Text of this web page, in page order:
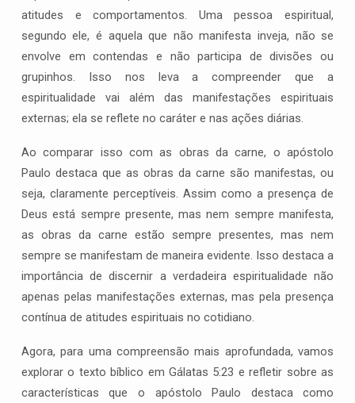
atitudes e comportamentos. Uma pessoa espiritual,
segundo ele, é aquela que não manifesta inveja, não se
envolve em contendas e não participa de divisões ou
grupinhos. Isso nos leva a compreender que a
espiritualidade vai além das manifestações espirituais
externas; ela se reflete no caráter e nas ações diárias.
Ao comparar isso com as obras da carne, o apóstolo
Paulo destaca que as obras da carne são manifestas, ou
seja, claramente perceptíveis. Assim como a presença de
Deus está sempre presente, mas nem sempre manifesta,
as obras da carne estão sempre presentes, mas nem
sempre se manifestam de maneira evidente. Isso destaca a
importância de discernir a verdadeira espiritualidade não
apenas pelas manifestações externas, mas pela presença
contínua de atitudes espirituais no cotidiano.
Agora, para uma compreensão mais aprofundada, vamos
explorar o texto bíblico em Gálatas 5:23 e refletir sobre as
características que o apóstolo Paulo destaca como